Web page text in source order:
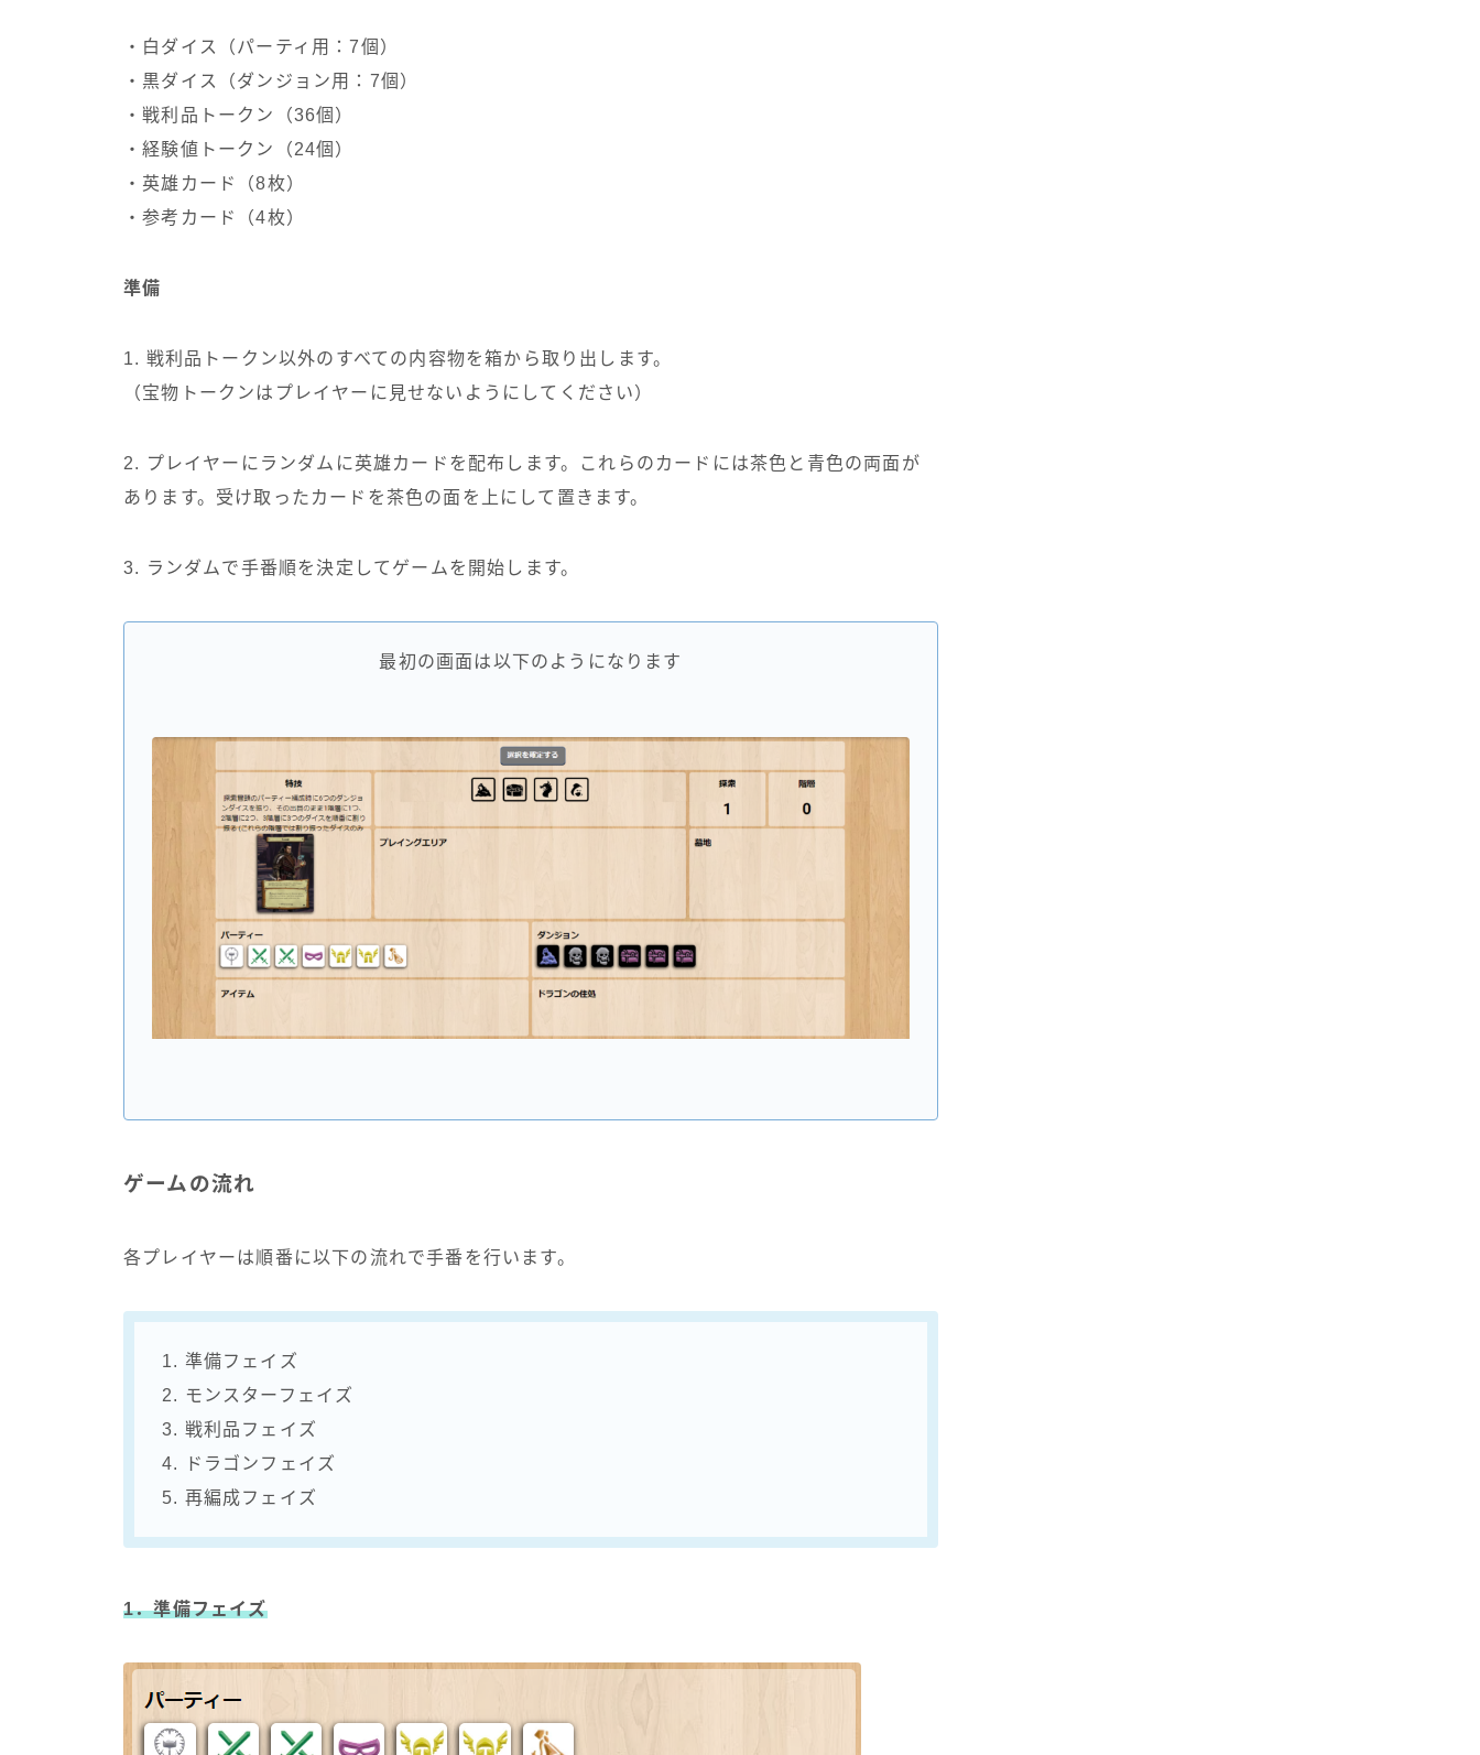
・白ダイス（パーティ用：7個）
・黒ダイス（ダンジョン用：7個）
・戦利品トークン（36個）
・経験値トークン（24個）
・英雄カード（8枚）
・参考カード（4枚）
準備
1. 戦利品トークン以外のすべての内容物を箱から取り出します。
（宝物トークンはプレイヤーに見せないようにしてください）
2. プレイヤーにランダムに英雄カードを配布します。これらのカードには茶色と青色の両面が
あります。受け取ったカードを茶色の面を上にして置きます。
3. ランダムで手番順を決定してゲームを開始します。
最初の画面は以下のようになります
ゲームの流れ
各プレイヤーは順番に以下の流れで手番を行います。
1. 準備フェイズ
2. モンスターフェイズ
3. 戦利品フェイズ
4. ドラゴンフェイズ
5. 再編成フェイズ
1．準備フェイズ